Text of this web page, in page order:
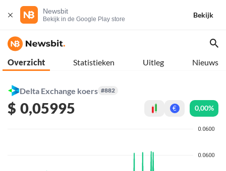
Newsbit
Bekijk in de Google Play store
Bekijk
Overzicht Statistieken Uitleg Nieuws
Delta Exchange koers #882
$ 0,05995 € 0,00%